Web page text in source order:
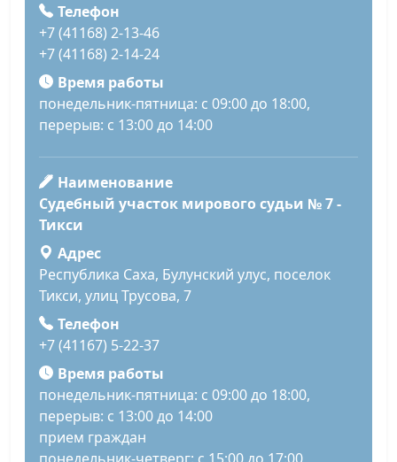
Телефон
+7 (41168) 2-13-46
+7 (41168) 2-14-24
Время работы
понедельник-пятница: с 09:00 до 18:00,
перерыв: с 13:00 до 14:00
Наименование
Судебный участок мирового судьи № 7 -
Тикси
Адрес
Республика Саха, Булунский улус, поселок
Тикси, улиц Трусова, 7
Телефон
+7 (41167) 5-22-37
Время работы
понедельник-пятница: с 09:00 до 18:00,
перерыв: с 13:00 до 14:00
прием граждан